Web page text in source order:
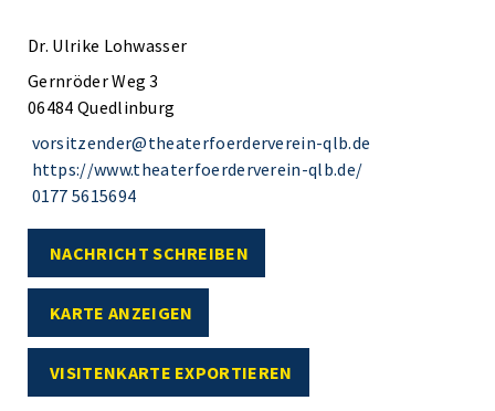
Dr. Ulrike Lohwasser
Gernröder Weg 3
06484 Quedlinburg
vorsitzender@theaterfoerderverein-qlb.de
https://www.theaterfoerderverein-qlb.de/
0177 5615694
NACHRICHT SCHREIBEN
KARTE ANZEIGEN
VISITENKARTE EXPORTIEREN